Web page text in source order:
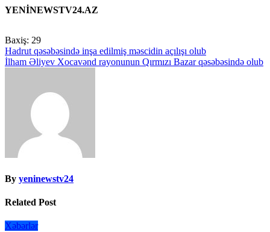
YENİNEWSTV24.AZ
Baxiş: 29
Yazı
naviqasiyası
Hadrut qəsəbəsində inşa edilmiş məscidin açılışı olub
İlham Əliyev Xocavənd rayonunun Qırmızı Bazar qəsəbəsində olub
By yeninewstv24
Related Post
Xəbərlər